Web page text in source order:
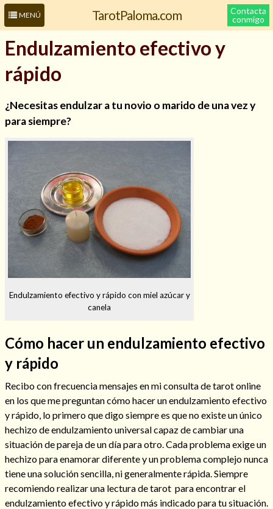
MENÚ TarotPaloma.com
Contacta
conmigo
Endulzamiento efectivo y
rápido
¿Necesitas endulzar a tu novio o marido de una vez y
para siempre?
Endulzamiento efectivo y rápido con miel azúcar y
canela
Cómo hacer un endulzamiento efectivo
y rápido
Recibo con frecuencia mensajes en mi consulta de tarot online
en los que me preguntan cómo hacer un endulzamiento efectivo
y rápido, lo primero que digo siempre es que no existe un único
hechizo de endulzamiento universal capaz de cambiar una
situación de pareja de un día para otro. Cada problema exige un
hechizo para enamorar diferente y un problema complejo nunca
tiene una solución sencilla, ni generalmente rápida. Siempre
recomiendo realizar una lectura de tarot para encontrar el
endulzamiento efectivo y rápido más indicado para tu situación.